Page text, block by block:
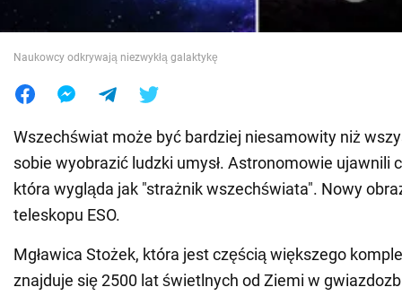
Jedzenie
Naukowcy odkrywają niezwykłą galaktykę
Wszechświat może być bardziej niesamowity niż
sobie wyobrazić ludzki umysł. Astronomowie ujawnili
która wygląda jak "strażnik wszechświata". Nowy
teleskopu ESO.
Mgławica Stożek, która jest częścią większego
znajduje się 2500 lat świetlnych od Ziemi w